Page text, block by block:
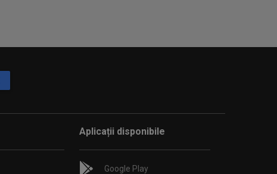
Aplicații disponibile
Google Play